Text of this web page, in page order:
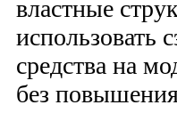
властные
использовать
средства на
без